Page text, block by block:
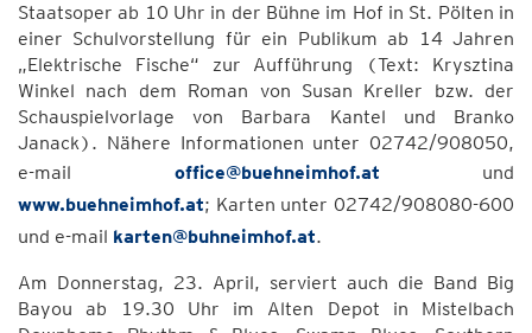
Staatsoper ab 10 Uhr in der Bühne im Hof in St. Pölten in
einer Schulvorstellung für ein Publikum ab 14 Jahren
„Elektrische Fische“ zur Aufführung (Text: Krysztina
Winkel nach dem Roman von Susan Kreller bzw. der
Schauspielvorlage von Barbara Kantel und Branko
Janack). Nähere Informationen unter 02742/908050,
e-mail office@buehneimhof.at und
www.buehneimhof.at; Karten unter 02742/908080-600
und e-mail karten@buhneimhof.at.
Am Donnerstag, 23. April, serviert auch die Band Big
Bayou ab 19.30 Uhr im Alten Depot in Mistelbach